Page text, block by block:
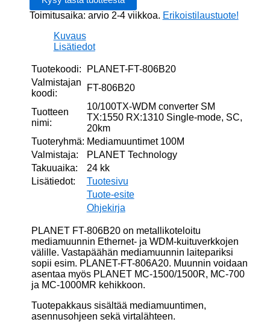
Single-
mode,
määrä
Toimitusaika: arvio 2-4 viikkoa. Erikoistilaustuote!
Kuvaus
Lisätiedot
Tuotekoodi:
PLANET-FT-806B20
Valmistajan
koodi:
FT-806B20
Tuotteen
nimi:
10/100TX-WDM converter SM
TX:1550 RX:1310 Single-mode, SC,
20km
Tuoteryhmä: Mediamuuntimet 100M
Valmistaja:
PLANET Technology
Takuuaika:
24 kk
Lisätiedot:
Tuotesivu
Tuote-esite
Ohjekirja
PLANET FT-806B20 on metallikoteloitu
mediamuunnin Ethernet- ja WDM-kuituverkkojen
välille. Vastapäähän mediamuunnin laitepariksi
sopii esim. PLANET-FT-806A20. Muunnin voidaan
asentaa myös PLANET MC-1500/1500R, MC-700
ja MC-1000MR kehikkoon.
Tuotepakkaus sisältää mediamuuntimen,
asennusohjeen sekä virtalähteen.